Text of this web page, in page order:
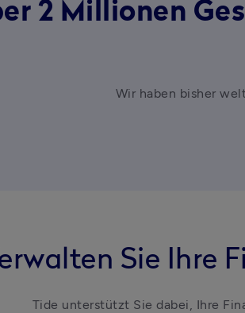
2 Millionen
Wir haben bisher
Sie Ihre
Tide unterstützt Sie dabei, Ihre